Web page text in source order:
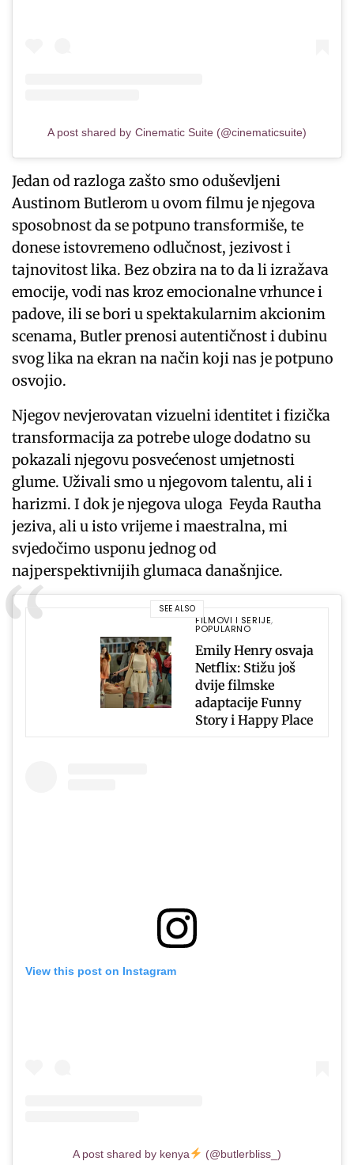
A post shared by Cinematic Suite (@cinematicsuite)
Jedan od razloga zašto smo oduševljeni
Austinom Butlerom u ovom filmu je njegova
sposobnost da se potpuno transformiše, te
donese istovremeno odlučnost, jezivost i
tajnovitost lika. Bez obzira na to da li izražava
emocije, vodi nas kroz emocionalne vrhunce i
padove, ili se bori u spektakularnim akcionim
scenama, Butler prenosi autentičnost i dubinu
svog lika na ekran na način koji nas je potpuno
osvojio.
Njegov nevjerovatan vizuelni identitet i fizička
transformacija za potrebe uloge dodatno su
pokazali njegovu posvećenost umjetnosti
glume. Uživali smo u njegovom talentu, ali i
harizmi. I dok je njegova uloga Feyda Rautha
jeziva, ali u isto vrijeme i maestralna, mi
svjedočimo usponu jednog od
najperspektivnijih glumaca današnjice.
SEE ALSO
FILMOVI I SERIJE,
POPULARNO
Emily Henry osvaja
Netflix: Stižu još
dvije filmske
adaptacije Funny
Story i Happy Place
View this post on Instagram
A post shared by kenya (@butlerbliss_)